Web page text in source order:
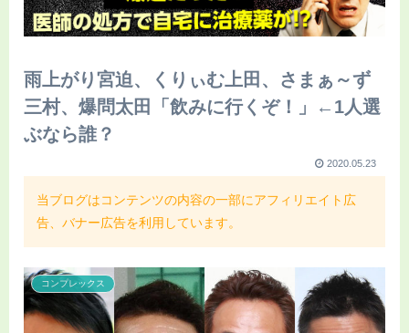
雨上がり宮迫、くりぃむ上田、さまぁ～ず
三村、爆問太田「飲みに行くぞ！」←1人選
ぶなら誰？
2020.05.23
当ブログはコンテンツの内容の一部にアフィリエイト広
告、バナー広告を利用しています。
コンプレックス